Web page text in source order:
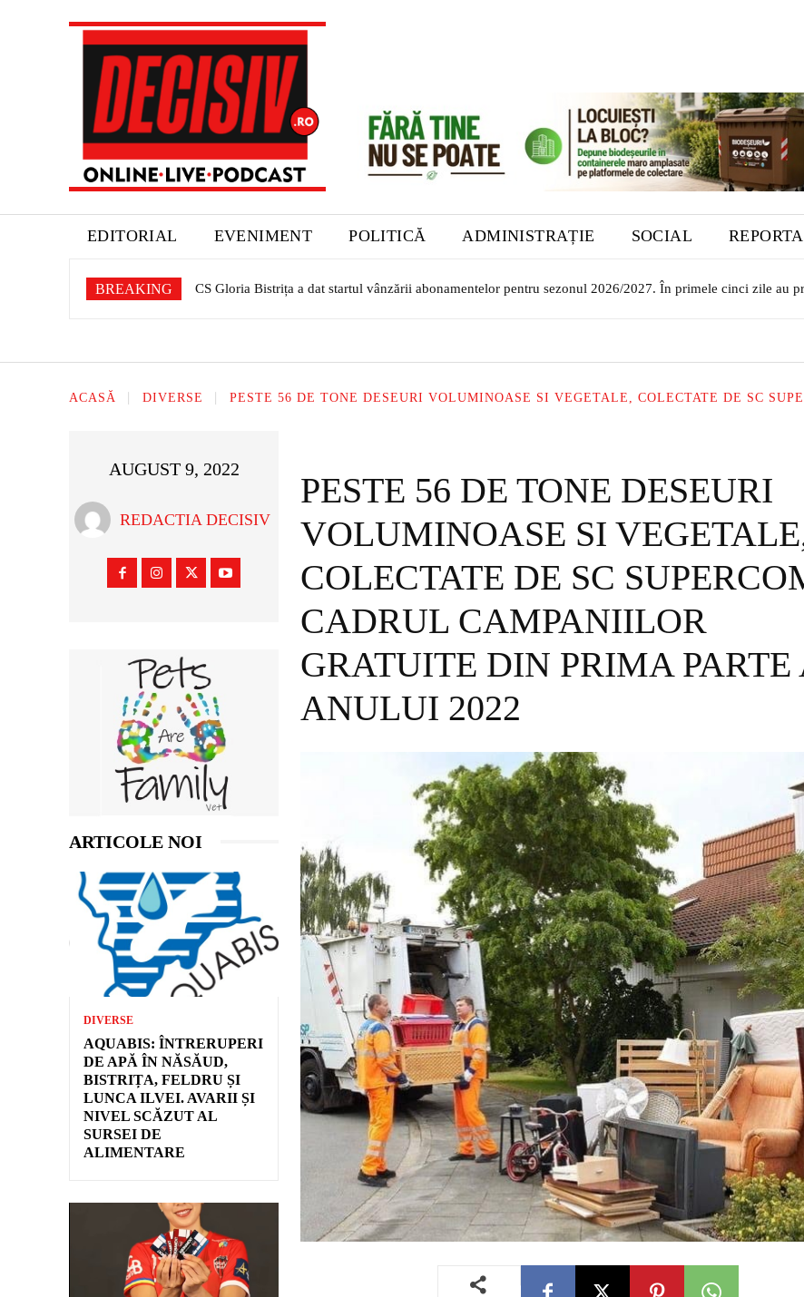
EDITORIAL EVENIMENT POLITICĂ ADMINISTRAȚIE SOCIAL
BREAKING CS Gloria Bistrița a dat startul vânzării abonamentelor pentru sezonul 2026/2027. În primele cinci zile au
Expoziție dedicată patrimoniului sașilor transilvăneni la Muzeul Bistrița. Vernisajul are loc în 7 august
ACASĂ DIVERSE PESTE 56 DE TONE DESEURI VOLUMINOASE SI VEGETALE, COLECTATE DE SC
AUGUST 9, 2022
REDACTIA DECISIV
ARTICOLE NOI
DIVERSE
AQUABIS: ÎNTRERUPERI
DE APĂ ÎN NĂSĂUD,
BISTRIȚA, FELDRU ȘI
LUNCA ILVEI. AVARII ȘI
NIVEL SCĂZUT AL
SURSEI DE
ALIMENTARE
PESTE 56 DE TONE DESEURI
VOLUMINOASE SI
COLECTATE DE SC
CADRUL CAMPANIILOR
GRATUITE DIN PRIMA PARTE
ANULUI 2022